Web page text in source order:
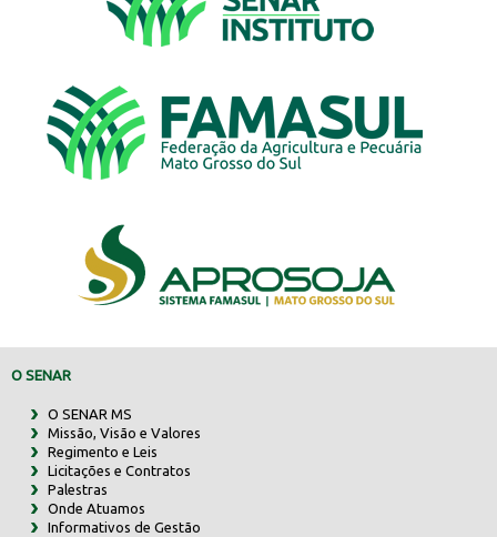
O SENAR
O SENAR MS
Missão, Visão e Valores
Regimento e Leis
Licitações e Contratos
Palestras
Onde Atuamos
Informativos de Gestão